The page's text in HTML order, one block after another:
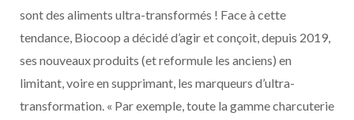
sont des aliments ultra-transformés ! Face à cette
tendance, Biocoop a décidé d’agir et conçoit, depuis 2019,
ses nouveaux produits (et reformule les anciens) en
limitant, voire en supprimant, les marqueurs d’ultra-
transformation. « Par exemple, toute la gamme charcuterie